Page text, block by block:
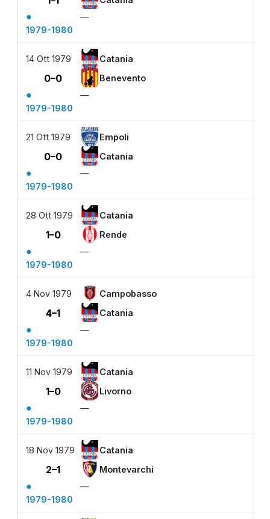
●
—
1979-1980
14 Ott 1979 Catania
0–0 Benevento
●
—
1979-1980
21 Ott 1979 Empoli
0–0 Catania
●
—
1979-1980
28 Ott 1979 Catania
1–0 Rende
●
—
1979-1980
4 Nov 1979 Campobasso
4–1 Catania
●
—
1979-1980
11 Nov 1979 Catania
1–0 Livorno
●
—
1979-1980
18 Nov 1979 Catania
2–1 Montevarchi
●
—
1979-1980